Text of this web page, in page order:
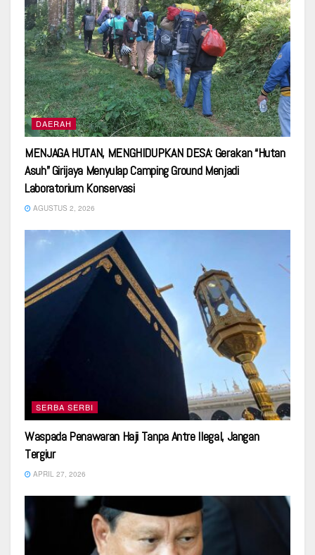
DAERAH
MENJAGA HUTAN, MENGHIDUPKAN DESA: Gerakan “Hutan
Asuh” Girijaya Menyulap Camping Ground Menjadi
Laboratorium Konservasi
AGUSTUS 2, 2026
SERBA SERBI
Waspada Penawaran Haji Tanpa Antre Ilegal, Jangan
Tergiur
APRIL 27, 2026